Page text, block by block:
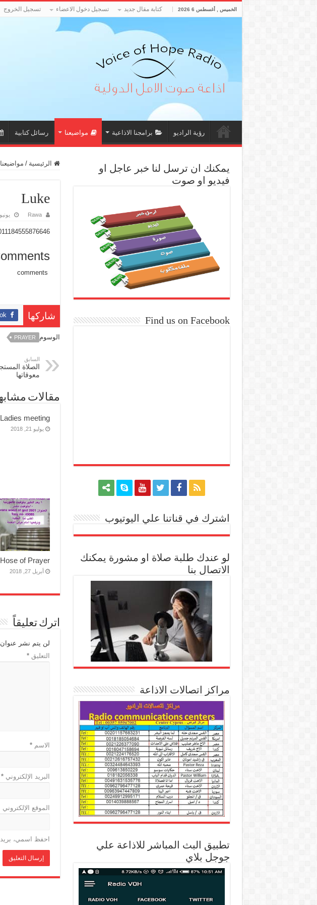
الخميس , أغسطس 6 2026 كتابة مقال جديد تسجيل دخول الاعضاء تسجيل الخروج
رؤية الراديو برامجنا الاذاعية مواضيعنا رسائل كتابية
الرئيسية / مواضيعنا
Luke
Rawa يونيو 8,
شاركها
الوسوم PRAYER
السابق
الصلاة
معوقاتها
مقالات
Ladies meeting
يوليو 21, 2018
Hose of Prayer
أبريل 27, 2018
اترك تعليقاً
لن يتم نشر عنوان
التعليق*
الاسم*
البريد الإلكتروني*
الموقع الإلكتروني
احفظ اسمي،
يمكنك ان ترسل لنا خبر عاجل او
فيديو او صوت
Find us on Facebook
اشترك في قناتنا علي اليوتيوب
لو عندك طلبة صلاة او مشورة يمكنك
الاتصال بنا
مراكز اتصالات الاذاعة
تطبيق البث المباشر للاذاعة علي
جوجل بلاي